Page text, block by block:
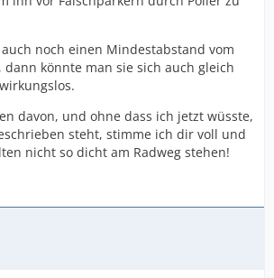
noch einen Mindestabstand vom
dann könnte man sie sich auch gleich
davon, und ohne dass ich jetzt wüsste,
steht, stimme ich dir voll und
nicht so dicht am Radweg stehen!